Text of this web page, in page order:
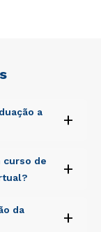
a
+
error sit
illo inventore
quia
sed quia
curso de
+
error sit
da
+